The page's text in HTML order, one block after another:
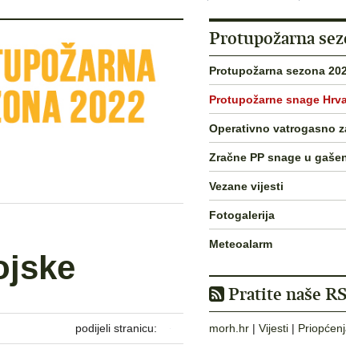
podijeli stranicu:
Protupožarna
Protupožarna sezona
Protupožarne snage
Operativno vatrogasno
Zračne PP snage u
Vezane vijesti
Fotogalerija
Meteoalarm
Pratite naše
morh.hr | Vijesti |